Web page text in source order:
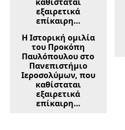
Η Ιστορική ομιλία
του Προκόπη
Παυλόπουλου στο
Πανεπιστήμιο
Ιεροσολύμων, που
καθίσταται
εξαιρετικά
επίκαιρη…